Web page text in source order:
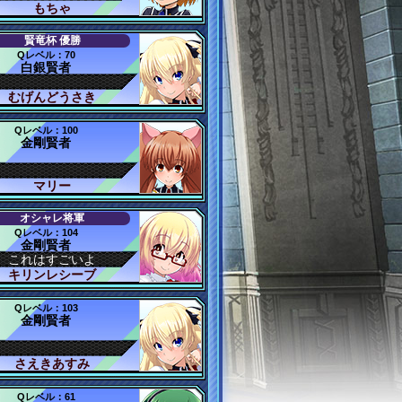
もちゃ
賢竜杯 優勝
Qレベル：70
白銀賢者
むげんどうさき
Qレベル：100
金剛賢者
マリー
オシャレ将軍
Qレベル：104
金剛賢者
これはすごいよ
キリンレシーブ
Qレベル：103
金剛賢者
さえきあすみ
Qレベル：61